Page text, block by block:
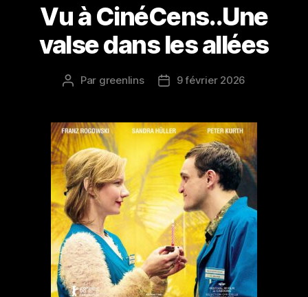
Vu à CinéCens..Une
valse dans les allées
Auteur
Par greenlins
Date9 février 2026